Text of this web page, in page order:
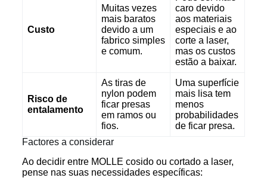
Custo
Muitas vezes
mais baratos
devido a um
fabrico simples
e comum.
caro devido
aos materiais
especiais e ao
corte a laser,
mas os custos
estão a baixar.
Risco de
entalamento
As tiras de
nylon podem
ficar presas
em ramos ou
fios.
Uma superfície
mais lisa tem
menos
probabilidades
de ficar presa.
Factores a considerar
Ao decidir entre MOLLE cosido ou cortado a laser,
pense nas suas necessidades específicas: